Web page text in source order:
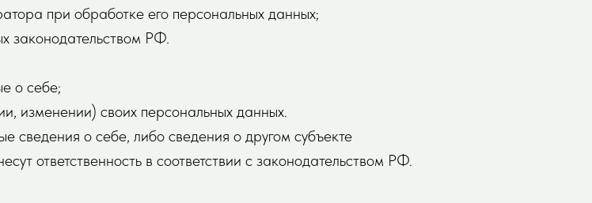
при обработке его персональных данных;
законодательством РФ.
о себе;
изменении) своих персональных данных.
о себе, либо сведения о другом субъекте
ответственность в соответствии с законодательством РФ.